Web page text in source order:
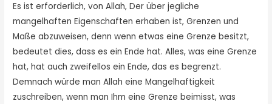
Es ist erforderlich, von Allah, Der über jegliche
mangelhaften Eigenschaften erhaben ist, Grenzen und
Maße abzuweisen, denn wenn etwas eine Grenze besitzt,
bedeutet dies, dass es ein Ende hat. Alles, was eine Grenze
hat, hat auch zweifellos ein Ende, das es begrenzt.
Demnach würde man Allah eine Mangelhaftigkeit
zuschreiben, wenn man Ihm eine Grenze beimisst, was